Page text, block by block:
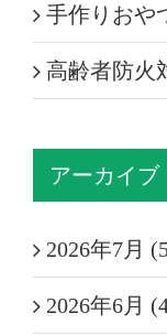
手作りおや
高齢者防火
アーカイブ
2026年7月
2026年6月